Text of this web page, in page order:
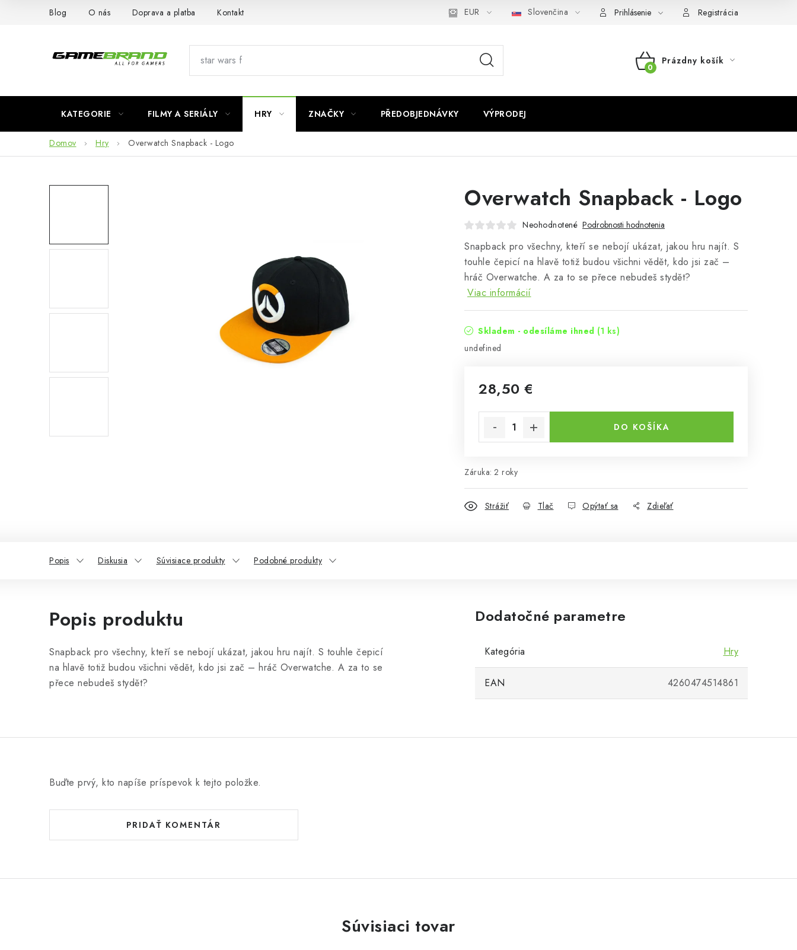
Blog O nás Doprava a platba Kontakt EUR Slovenčina Prihlásenie Registrácia
NÁKUPNÝ
Prázdny košík
KATEGORIE FILMY A SERIÁLY HRY ZNAČKY PŘEDOBJEDNÁVKY VÝPRODEJ
Domov Hry Overwatch Snapback - Logo
Overwatch Snapback - Logo
Neohodnotené Podrobnosti hodnotenia
Snapback pro všechny, kteří se nebojí ukázat, jakou hru najít. S
touhle čepicí na hlavě totiž budou všichni vědět, kdo jsi zač –
hráč Overwatche. A za to se přece nebudeš stydět?
Viac informácií
Skladem - odesíláme ihned (1 ks)
undefined
28,50 €
DO KOŠÍKA
Záruka: 2 roky
Tlač Opýtať sa
Strážiť Zdieľať
Popis Diskusia Súvisiace produkty Podobné produkty
Popis produktu
Snapback pro všechny, kteří se nebojí ukázat, jakou hru najít. S touhle čepicí
na hlavě totiž budou všichni vědět, kdo jsi zač – hráč Overwatche. A za to se
přece nebudeš stydět?
Dodatočné parametre
Kategória Hry
EAN 4260474514861
Buďte prvý, kto napíše príspevok k tejto položke.
PRIDAŤ KOMENTÁR
Súvisiaci tovar